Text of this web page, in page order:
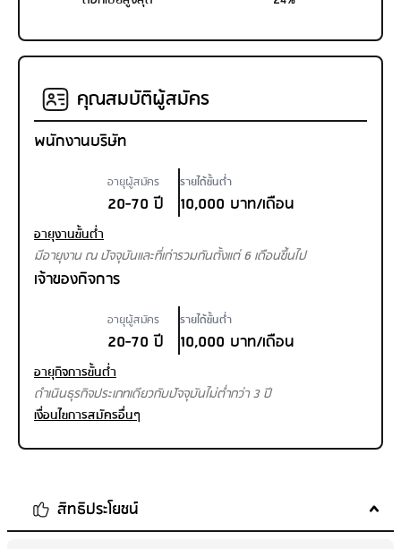
คุณสมบัติผู้สมัคร
พนักงานบริษัท
อายุผู้สมัคร
20-70 ปี
รายได้ขั้นต่ำ
10,000 บาท/เดือน
อายุงานขั้นต่ำ
มีอายุงาน ณ ปัจจุบันและที่เก่ารวมกันตั้งแต่ 6 เดือนขึ้นไป
เจ้าของกิจการ
อายุผู้สมัคร
20-70 ปี
รายได้ขั้นต่ำ
10,000 บาท/เดือน
อายุกิจการขั้นต่ำ
ดำเนินธุรกิจประเภทเดียวกับปัจจุบันไม่ต่ำกว่า 3 ปี
เงื่อนไขการสมัครอื่นๆ
สิทธิประโยชน์